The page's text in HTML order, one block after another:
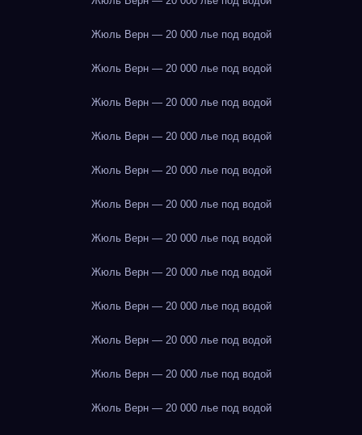
Жюль Верн — 20 000 лье под водой
Жюль Верн — 20 000 лье под водой
Жюль Верн — 20 000 лье под водой
Жюль Верн — 20 000 лье под водой
Жюль Верн — 20 000 лье под водой
Жюль Верн — 20 000 лье под водой
Жюль Верн — 20 000 лье под водой
Жюль Верн — 20 000 лье под водой
Жюль Верн — 20 000 лье под водой
Жюль Верн — 20 000 лье под водой
Жюль Верн — 20 000 лье под водой
Жюль Верн — 20 000 лье под водой